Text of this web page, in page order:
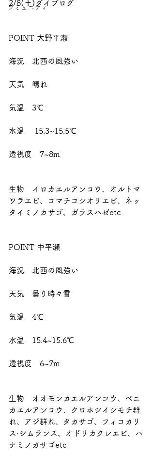
コミュニティ
2/8(土)ダイブログ
POINT 大野平瀬
海況　北西の風強い
天気　晴れ
気温　3℃
水温 　15.3~15.5℃
透視度　7~8m
生物　イロカエルアンコウ、オルトマ
ワラエビ、コマチコシオリエビ、ネッ
タイミノカサゴ、ガラスハゼetc
POINT 中平瀬
海況　北西の風強い
天気　曇り時々雪
気温　4℃
水温　15.4~15.6℃
透視度　6~7m
生物　オオモンカエルアンコウ、ベニ
カエルアンコウ、クロホシイシモチ群
れ、アジ群れ、タカサゴ、フィコカリ
ス·シムランス、オドリカクレエビ、ハ
ナミノカサゴetc